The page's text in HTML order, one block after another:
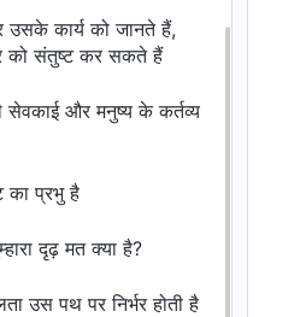
उसके कार्य को जानते हैं,
को संतुष्ट कर सकते हैं
सेवकाई और मनुष्य के कर्तव्य
का प्रभु है
दृढ़ मत क्या है?
उस पथ पर निर्भर होती है